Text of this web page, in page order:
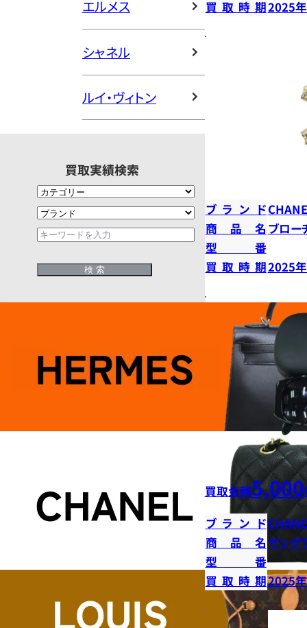
エルメス
シャネル
ルイ・ヴィトン
買取実績検索
買取時期2025
ブランド
商品名 ブロー
型番
買取時期2025
買取金額5,000
ブランド
商品名 サング
型番
買取時期2025